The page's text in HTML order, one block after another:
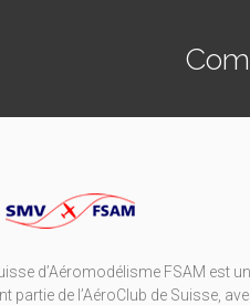
d’Aéromodélisme FSAM est
partie de l’AéroClub de Suisse,